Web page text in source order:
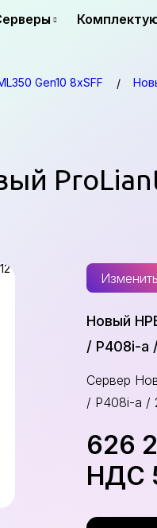
Gen10 8xSFF
Изменить
Новый
/ P408i-a
Сервер
/ P408i-a /
626
НДС